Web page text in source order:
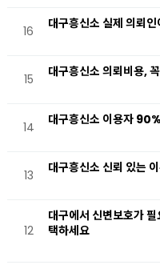
16
대구흥신소 실제 의뢰
15
대구흥신소 의뢰비용,
14
대구흥신소 이용자
13
대구흥신소 신뢰 있는
12
대구에서 신변보호가
택하세요